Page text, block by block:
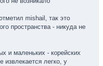
mishail, так это
пространства - никуда не
и маленьких - корейских
извлекается легко, у